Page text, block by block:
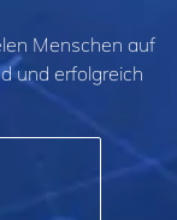
Menschen auf
und erfolgreich